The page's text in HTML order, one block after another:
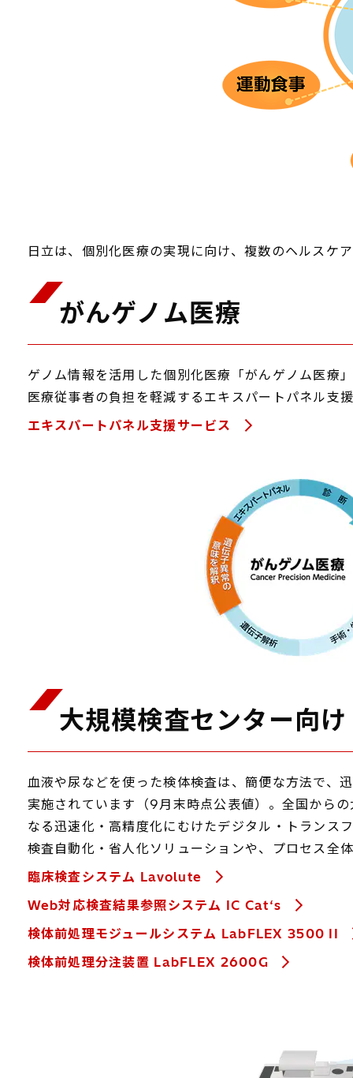
日立は、個別化医療の実現に向け、複数のヘルスケ
がんゲノム医療
ゲノム情報を活用した個別化医療「がんゲノム医療
医療従事者の負担を軽減するエキスパートパネル支
エキスパートパネル支援サービス
大規模検査センター向
血液や尿などを使った検体検査は、簡便な方法で
実施されています（9月末時点公表値）。全国から
なる迅速化・高精度化にむけたデジタル・トランス
検査自動化・省人化ソリューションや、プロセス全
臨床検査システム Lavolute
Web対応検査結果参照システム IC Cat‘s
検体前処理モジュールシステム LabFLEX 3500 II
検体前処理分注装置 LabFLEX 2600G